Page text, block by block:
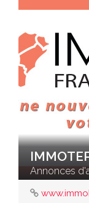
Annonces